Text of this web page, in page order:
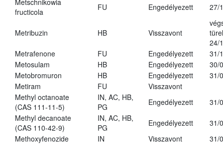
Metschnikowia
fructicola
FU Engedélyezett 27/
Metribuzin HB Visszavont
24/
Metrafenone
FU Engedélyezett
31/
Metosulam
HB Engedélyezett
30/
Metobromuron
HB Engedélyezett
31/
Metiram
FU
Visszavont
Methyl octanoate
(CAS 111-11-5)
IN, AC, HB,
PG
Engedélyezett
31/
Methyl decanoate
(CAS 110-42-9)
IN, AC, HB,
PG
Engedélyezett
31/
Methoxyfenozide
IN Visszavont
31/